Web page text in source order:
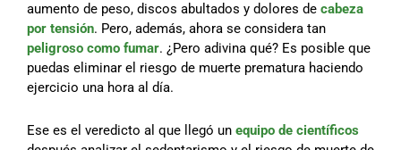
aumento de peso, discos abultados y dolores de cabeza
por tensión. Pero, además, ahora se considera tan
peligroso como fumar. ¿Pero adivina qué? Es posible que
puedas eliminar el riesgo de muerte prematura haciendo
ejercicio una hora al día.
Ese es el veredicto al que llegó un equipo de científicos